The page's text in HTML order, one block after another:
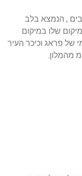
ישירות לפראג ומלון 5 כוכבים , הנמצא בלב
מעולה של 9.1 עבור המיקום שלו במיקום
של פראג וכיכר העיר